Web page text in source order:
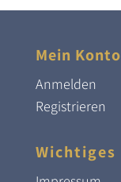
Mein Konto
Anmelden
Registrieren
Wichtiges